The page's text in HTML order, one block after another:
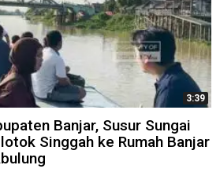
3:39
Banjar, Susur Sungai
Singgah ke Rumah Banjar